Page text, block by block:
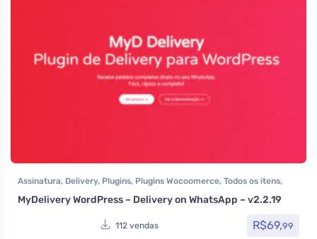
Assinatura, Delivery, Plugins, Plugins Wocoomerce, Todos os itens,
Woocommerce
MyDelivery WordPress – Delivery on WhatsApp – v2.2.19
112 vendas R$69,99